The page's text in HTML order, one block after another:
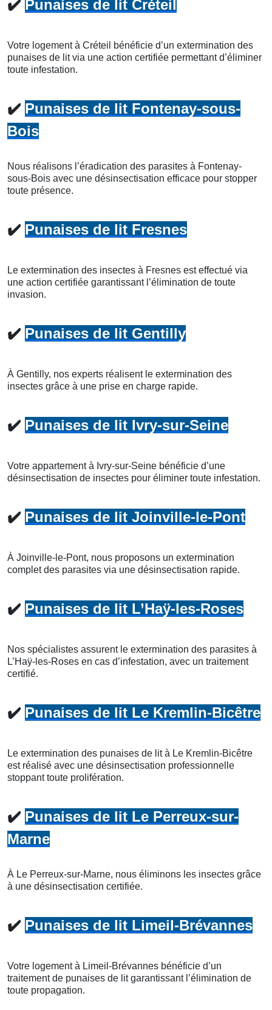
✔️ Punaises de lit Créteil
Votre logement à Créteil bénéficie d’un extermination des
punaises de lit via une action certifiée permettant d’éliminer
toute infestation.
✔️ Punaises de lit Fontenay-sous-
Bois
Nous réalisons l’éradication des parasites à Fontenay-
sous-Bois avec une désinsectisation efficace pour stopper
toute présence.
✔️ Punaises de lit Fresnes
Le extermination des insectes à Fresnes est effectué via
une action certifiée garantissant l’élimination de toute
invasion.
✔️ Punaises de lit Gentilly
À Gentilly, nos experts réalisent le extermination des
insectes grâce à une prise en charge rapide.
✔️ Punaises de lit Ivry-sur-Seine
Votre appartement à Ivry-sur-Seine bénéficie d’une
désinsectisation de insectes pour éliminer toute infestation.
✔️ Punaises de lit Joinville-le-Pont
À Joinville-le-Pont, nous proposons un extermination
complet des parasites via une désinsectisation rapide.
✔️ Punaises de lit L’Haÿ-les-Roses
Nos spécialistes assurent le extermination des parasites à
L’Haÿ-les-Roses en cas d’infestation, avec un traitement
certifié.
✔️ Punaises de lit Le Kremlin-Bicêtre
Le extermination des punaises de lit à Le Kremlin-Bicêtre
est réalisé avec une désinsectisation professionnelle
stoppant toute prolifération.
✔️ Punaises de lit Le Perreux-sur-
Marne
À Le Perreux-sur-Marne, nous éliminons les insectes grâce
à une désinsectisation certifiée.
✔️ Punaises de lit Limeil-Brévannes
Votre logement à Limeil-Brévannes bénéficie d’un
traitement de punaises de lit garantissant l’élimination de
toute propagation.